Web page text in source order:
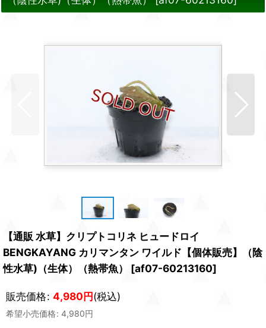
【通販 水草】クリプトコリネ ヒュードロイ
BENGKAYANG カリマンタン ワイルド【個体販売】（陰
性水草)（生体）（熱帯魚）
[af07-60213160]
販売価格: 4,980円(税込)
希望小売価格: 4,980円